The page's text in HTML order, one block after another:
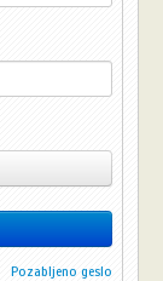
Pozabljeno geslo